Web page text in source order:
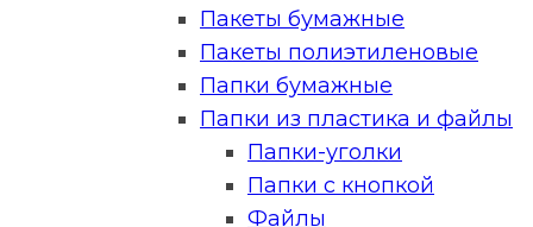
Пакеты бумажные
Пакеты полиэтиленовые
Папки бумажные
Папки из пластика и файлы
Папки-уголки
Папки с кнопкой
Файлы